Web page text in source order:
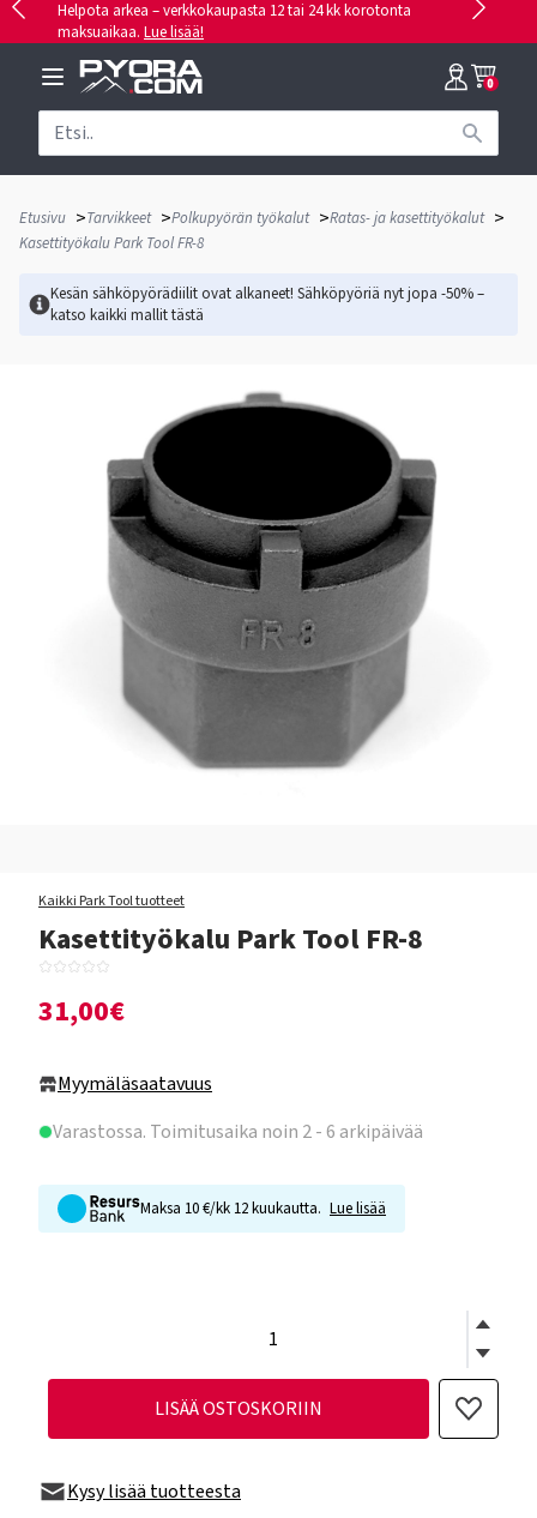
Helpota arkea – verkkokaupasta 12 tai 24 kk korotonta
maksuaikaa. Lue lisää!
0
Etusivu >Tarvikkeet >Polkupyörän työkalut >Ratas- ja kasettityökalut >
Kasettityökalu Park Tool FR-8
Kesän sähköpyörädiilit ovat alkaneet! Sähköpyöriä nyt jopa -50% –
katso kaikki mallittästä
Kaikki Park Tool tuotteet
Kasettityökalu Park Tool FR-8
31,00€
Myymäläsaatavuus
Varastossa. Toimitusaika noin 2 - 6 arkipäivää
Maksa 10 €/kk 12 kuukautta. Lue lisää
LISÄÄ OSTOSKORIIN
Kysy lisää tuotteesta